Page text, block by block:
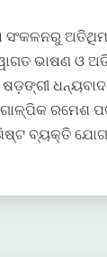
ଭାଷଣ ଓ
ଗାଳ୍ପିକ ରମେଶ
ବ୍ୟକ୍ତି